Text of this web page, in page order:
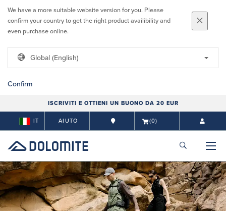
We have a more suitable website version for you. Please
confirm your country to get the right product availibility and
even purchase online.
Global (English)
Confirm
ISCRIVITI E OTTIENI UN BUONO DA 20 EUR
IT AIUTO (0)